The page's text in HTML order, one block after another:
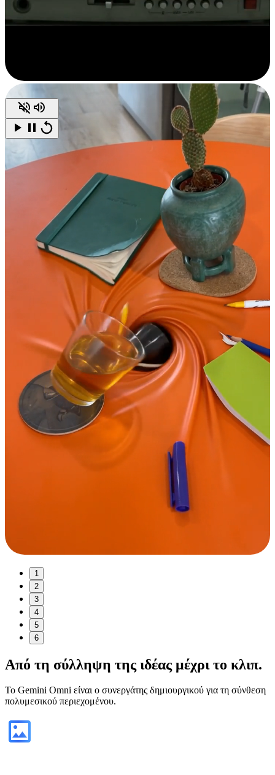
1
2
3
4
5
6
Από τη σύλληψη της ιδέας μέχρι το κλιπ.
Το Gemini Omni είναι ο συνεργάτης δημιουργικού για τη σύνθεση
πολυμεσικού περιεχομένου.